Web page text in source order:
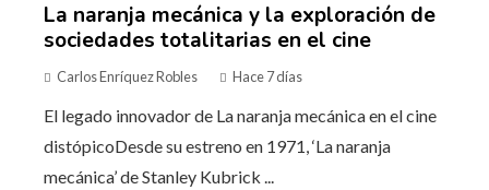
La naranja mecánica y la exploración de
sociedades totalitarias en el cine
Carlos Enríquez Robles Hace 7 días
El legado innovador de La naranja mecánica en el cine
distópicoDesde su estreno en 1971, ‘La naranja
mecánica’ de Stanley Kubrick ...